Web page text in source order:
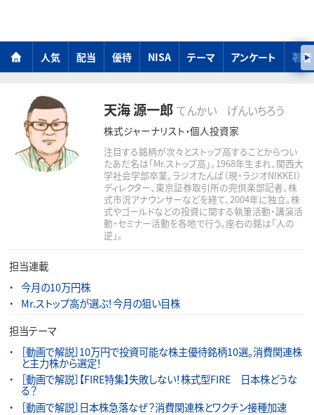
人気 配当 優待 NISA テーマ アンケート 著者
天海 源一郎 てんかい げんいちろう
株式ジャーナリスト・個人投資家
注目する銘柄が次々とストップ高することからつい
たあだ名は「Mr.ストップ高」。1968年生まれ、関西大
学社会学部卒業。ラジオたんぱ（現・ラジオNIKKEI）
ディレクター、東京証券取引所の兜倶楽部記者、株
式市況アナウンサーなどを経て、2004年に独立。株
式やゴールドなどの投資に関する執筆活動・講演活
動・セミナー活動を各地で行う。座右の銘は「人の
逆」。
担当連載
今月の10万円株
Mr.ストップ高が選ぶ！今月の狙い目株
担当テーマ
［動画で解説］10万円で投資可能な株主優待銘柄10選。消費関連株
と主力株から選定！
［動画で解説］【FIRE特集】失敗しない！株式型FIRE 日本株どうな
る？
［動画で解説］日本株急落なぜ？消費関連株とワクチン接種加速